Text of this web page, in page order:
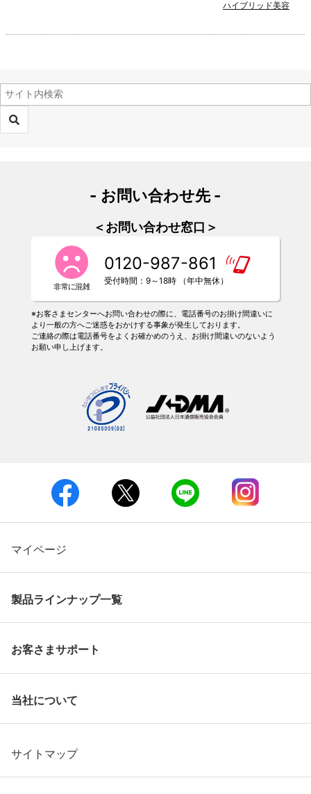
ハイブリッド美容
- お問い合わせ先 -
＜お問い合わせ窓口＞
0120-987-861
受付時間：9～18時 （年中無休）
※お客さまセンターへお問い合わせの際に、電話番号のお掛け間違いに
より一般の方へご迷惑をおかけする事象が発生しております。
ご連絡の際は電話番号をよくお確かめのうえ、お掛け間違いのないよう
お願い申し上げます。
マイページ
製品ラインナップ一覧
お客さまサポート
当社について
サイトマップ